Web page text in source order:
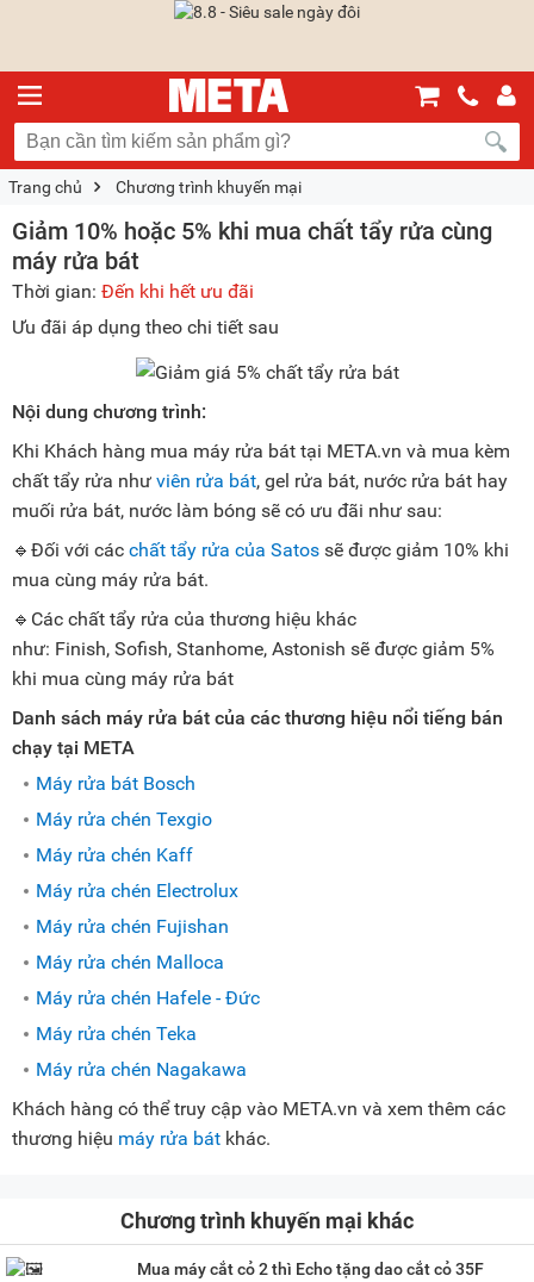
Trang chủ Chương trình khuyến mại
Giảm 10% hoặc 5% khi mua chất tẩy rửa cùng
máy rửa bát
Thời gian: Đến khi hết ưu đãi
Ưu đãi áp dụng theo chi tiết sau
Nội dung chương trình:
Khi Khách hàng mua máy rửa bát tại META.vn và mua kèm
chất tẩy rửa như viên rửa bát, gel rửa bát, nước rửa bát hay
muối rửa bát, nước làm bóng sẽ có ưu đãi như sau:
🔹Đối với các chất tẩy rửa của Satos sẽ được giảm 10% khi
mua cùng máy rửa bát.
🔹Các chất tẩy rửa của thương hiệu khác
như: Finish, Sofish, Stanhome, Astonish sẽ được giảm 5%
khi mua cùng máy rửa bát
Danh sách máy rửa bát của các thương hiệu nổi tiếng bán
chạy tại META
Máy rửa bát Bosch
Máy rửa chén Texgio
Máy rửa chén Kaff
Máy rửa chén Electrolux
Máy rửa chén Fujishan
Máy rửa chén Malloca
Máy rửa chén Hafele - Đức
Máy rửa chén Teka
Máy rửa chén Nagakawa
Khách hàng có thể truy cập vào META.vn và xem thêm các
thương hiệu máy rửa bát khác.
Chương trình khuyến mại khác
Mua máy cắt cỏ 2 thì Echo tặng dao cắt cỏ 35F